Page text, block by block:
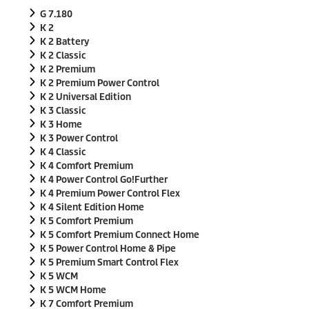
G 7.180
K 2
K 2 Battery
K 2 Classic
K 2 Premium
K 2 Premium Power Control
K 2 Universal Edition
K 3 Classic
K 3 Home
K 3 Power Control
K 4 Classic
K 4 Comfort Premium
K 4 Power Control Go!Further
K 4 Premium Power Control Flex
K 4 Silent Edition Home
K 5 Comfort Premium
K 5 Comfort Premium Connect Home
K 5 Power Control Home & Pipe
K 5 Premium Smart Control Flex
K 5 WCM
K 5 WCM Home
K 7 Comfort Premium